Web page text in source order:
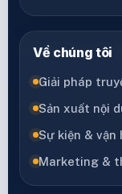
Về chúng tôi
Giải pháp
Sản xuất nội
Sự kiện &
Marketing &